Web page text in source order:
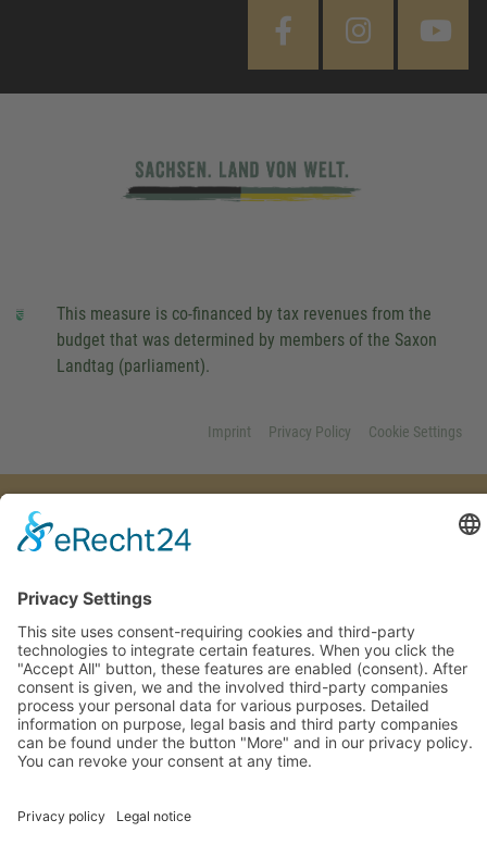
This measure is co-financed by tax revenues from the
budget that was determined by members of the Saxon
Landtag (parliament).
Imprint Privacy Policy Cookie Settings
This site uses consent-requiring cookies and third-party
technologies to integrate certain features. When you click the
"Accept All" button, these features are enabled (consent). After
consent is given, we and the involved third-party companies
process your personal data for various purposes. Detailed
can be found under the button "More" and in our privacy policy.